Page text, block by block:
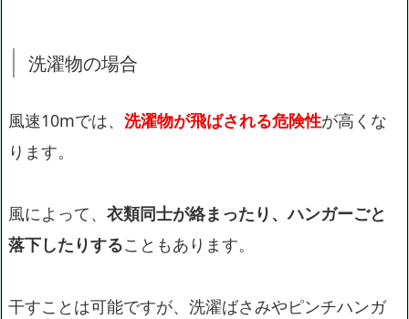
洗濯物の場合
風速10mでは、 洗濯物が飛ばされる危険性が高くな
ります。
風によって、 衣類同士が絡まったり、ハンガーごと
落下したりすることもあります。
干すことは可能ですが、洗濯ばさみやピンチハンガ